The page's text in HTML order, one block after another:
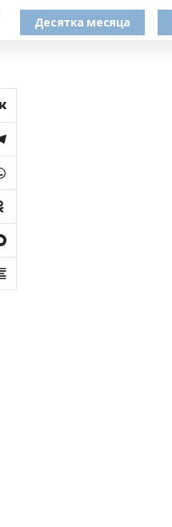
Десятка месяца